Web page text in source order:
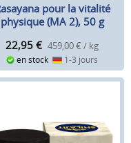
pour la vitalité
physique (MA 2), 50 g
22,95 € 459,00 € / kg
en stock 1-3 jours